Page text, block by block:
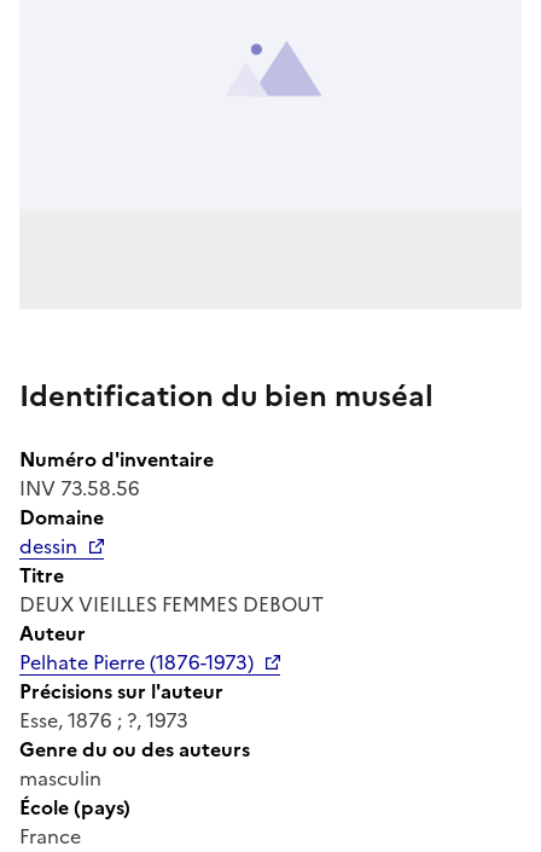
Identification du bien muséal
Numéro d'inventaire
INV 73.58.56
Domaine
dessin
Titre
DEUX VIEILLES FEMMES DEBOUT
Auteur
Pelhate Pierre (1876-1973)
Précisions sur l'auteur
Esse, 1876 ; ?, 1973
Genre du ou des auteurs
masculin
École (pays)
France